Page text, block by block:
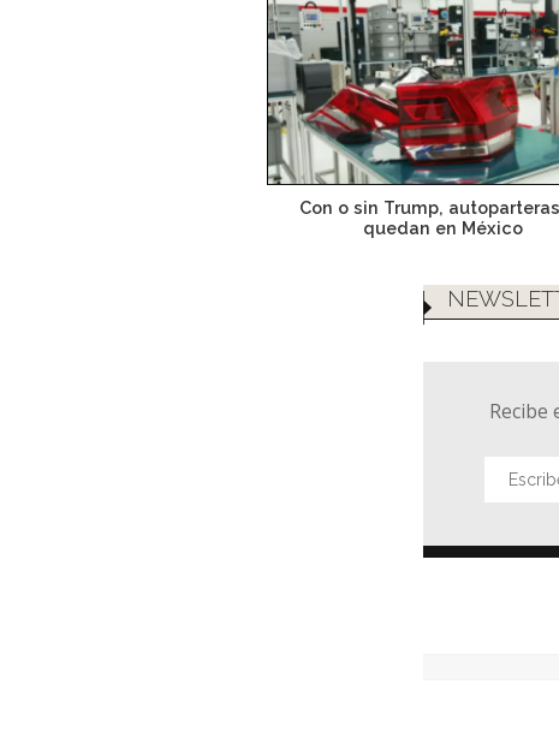
Con o sin Trump,
quedan en México
Recibe